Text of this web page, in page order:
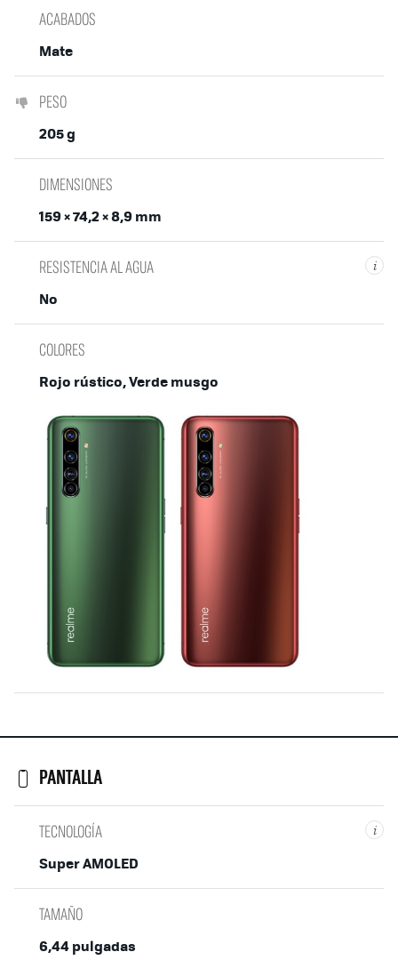
ACABADOS
Mate
PESO
205 g
DIMENSIONES
159 × 74,2 × 8,9 mm
i
RESISTENCIA AL AGUA
No
COLORES
Rojo rústico, Verde musgo
PANTALLA
i
TECNOLOGÍA
Super AMOLED
TAMAÑO
6,44 pulgadas